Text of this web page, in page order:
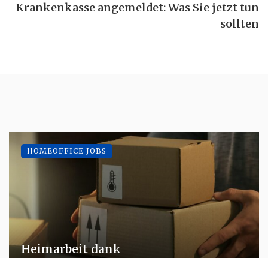
Krankenkasse angemeldet: Was Sie jetzt tun
sollten
Heimarbeit dank
HOMEOFFICE JOBS